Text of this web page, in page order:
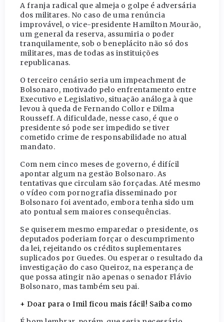
A franja radical que almeja o golpe é adversária
dos militares. No caso de uma renúncia
improvável, o vice-presidente Hamilton Mourão,
um general da reserva, assumiria o poder
tranquilamente, sob o beneplácito não só dos
militares, mas de todas as instituições
republicanas.
O terceiro cenário seria um impeachment de
Bolsonaro, motivado pelo enfrentamento entre
Executivo e Legislativo, situação análoga à que
levou à queda de Fernando Collor e Dilma
Rousseff. A dificuldade, nesse caso, é que o
presidente só pode ser impedido se tiver
cometido crime de responsabilidade no atual
mandato.
Com nem cinco meses de governo, é difícil
apontar algum na gestão Bolsonaro. As
tentativas que circulam são forçadas. Até mesmo
o vídeo com pornografia disseminado por
Bolsonaro foi aventado, embora tenha sido um
ato pontual sem maiores consequências.
Se quiserem mesmo emparedar o presidente, os
deputados poderiam forçar o descumprimento
da lei, rejeitando os créditos suplementares
suplicados por Guedes. Ou esperar o resultado da
investigação do caso Queiroz, na esperança de
que possa atingir não apenas o senador Flávio
Bolsonaro, mas também seu pai.
+ Doar para o Imil ficou mais fácil! Saiba como